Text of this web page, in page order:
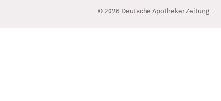
© 2026 Deutsche Apotheker Zeitung